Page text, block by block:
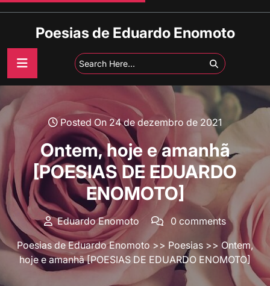
Poesias de Eduardo Enomoto
Posted On 24 de dezembro de 2021
Ontem, hoje e amanhã
[POESIAS DE EDUARDO
ENOMOTO]
Eduardo Enomoto
0 comments
Poesias de Eduardo Enomoto >> Poesias >> Ontem,
hoje e amanhã [POESIAS DE EDUARDO ENOMOTO]